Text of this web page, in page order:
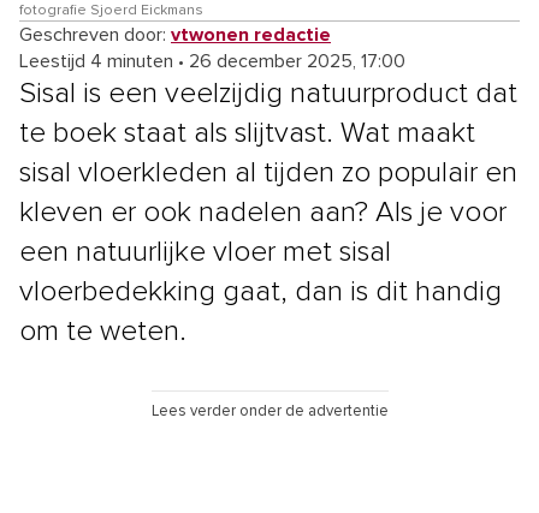
fotografie Sjoerd Eickmans
Geschreven door: vtwonen redactie
Leestijd 4 minuten • 26 december 2025, 17:00
Sisal is een veelzijdig natuurproduct dat
te boek staat als slijtvast. Wat maakt
sisal vloerkleden al tijden zo populair en
kleven er ook nadelen aan? Als je voor
een natuurlijke vloer met sisal
vloerbedekking gaat, dan is dit handig
om te weten.
Lees verder onder de advertentie